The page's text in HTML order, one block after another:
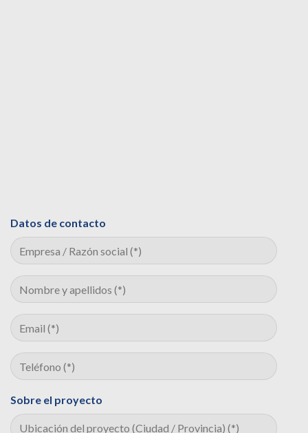
Datos de contacto
Sobre el proyecto